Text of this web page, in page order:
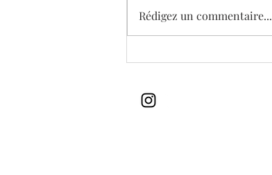
Rédigez un commentaire...